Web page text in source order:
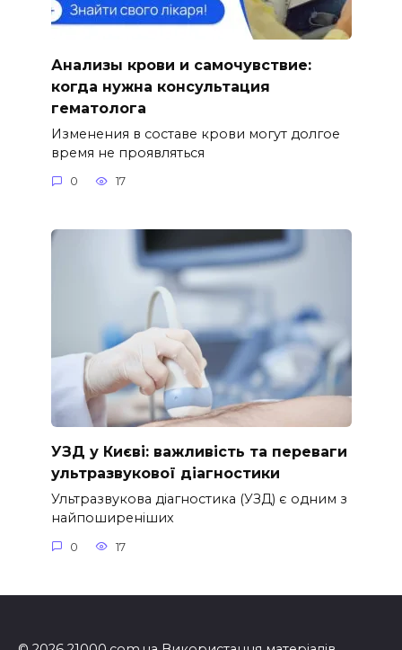
Анализы крови и самочувствие:
когда нужна консультация
гематолога
Изменения в составе крови могут долгое
время не проявляться
0 17
УЗД у Києві: важливість та переваги
ультразвукової діагностики
Ультразвукова діагностика (УЗД) є одним з
найпоширеніших
0 17